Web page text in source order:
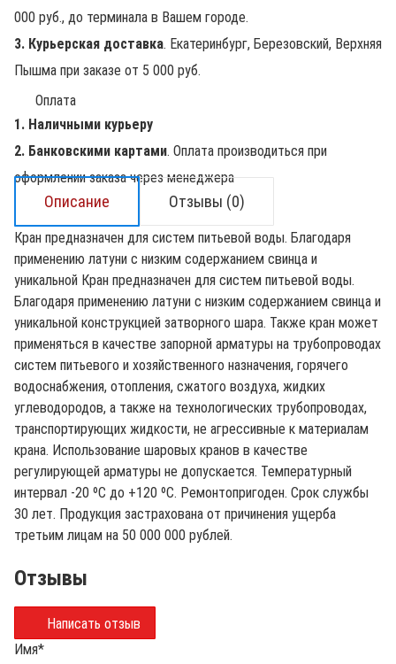
000 руб., до терминала в Вашем городе.
3. Курьерская доставка. Екатеринбург, Березовский, Верхняя
Пышма при заказе от 5 000 руб.
Оплата
1. Наличными курьеру
2. Банковскими картами. Оплата производиться при
оформлении заказа через менеджера
Описание Отзывы (0)
Кран предназначен для систем питьевой воды. Благодаря
применению латуни с низким содержанием свинца и
уникальной Кран предназначен для систем питьевой воды.
Благодаря применению латуни с низким содержанием свинца и
уникальной конструкцией затворного шара. Также кран может
применяться в качестве запорной арматуры на трубопроводах
систем питьевого и хозяйственного назначения, горячего
водоснабжения, отопления, сжатого воздуха, жидких
углеводородов, а также на технологических трубопроводах,
транспортирующих жидкости, не агрессивные к материалам
крана. Использование шаровых кранов в качестве
регулирующей арматуры не допускается. Температурный
интервал -20 ºС до +120 ºС. Ремонтопригоден. Срок службы
30 лет. Продукция застрахована от причинения ущерба
третьим лицам на 50 000 000 рублей.
Отзывы
Написать отзыв
Имя*